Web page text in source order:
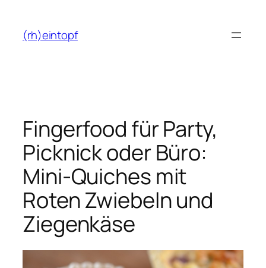
Inhalt
springen
(rh)eintopf
Fingerfood für Party,
Picknick oder Büro:
Mini-Quiches mit
Roten Zwiebeln und
Ziegenkäse